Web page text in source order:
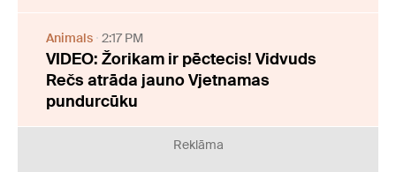
Animals 2:17 PM
VIDEO: Žorikam ir pēctecis! Vidvuds
Rečs atrāda jauno Vjetnamas
pundurcūku
Reklāma